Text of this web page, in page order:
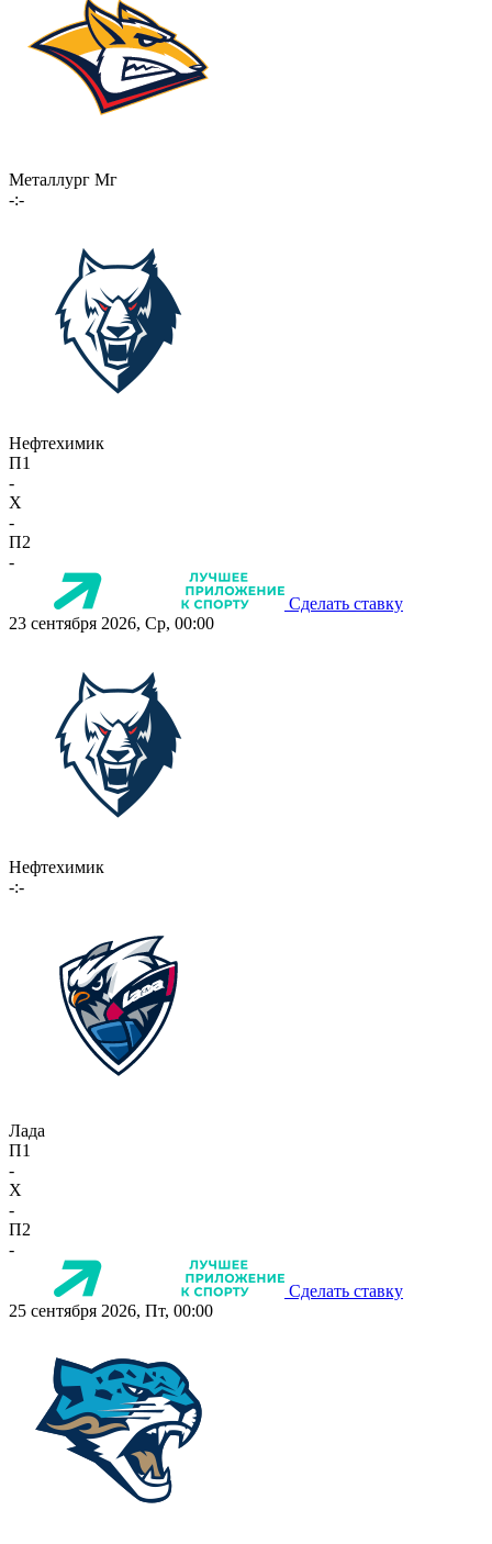
Металлург Мг
-:-
Нефтехимик
П1
-
X
-
П2
-
Сделать ставку
23 сентября 2026, Ср, 00:00
Нефтехимик
-:-
Лада
П1
-
X
-
П2
-
Сделать ставку
25 сентября 2026, Пт, 00:00